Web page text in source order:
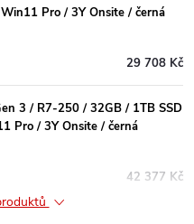
Pro / 3Y Onsite / černá
29 708 Kč
3 / R7-250 / 32GB / 1TB SSD
Pro / 3Y Onsite / černá
42 377 Kč